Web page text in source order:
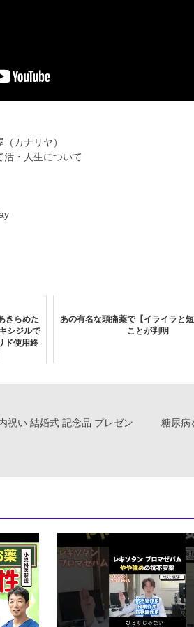
カナリヤ）
・人生について
きらめた
シジルで
ド使用終
あの有名な頭痛薬で【イライラと短
ことが判明
祝い 結婚式 記念品 プレゼン
糖尿病